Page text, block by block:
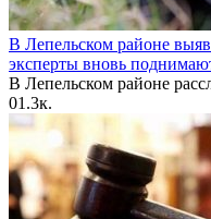
В Лепельском районе
эксперты вновь
В Лепельском районе
01.3к.